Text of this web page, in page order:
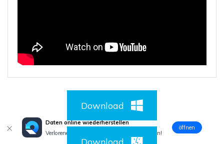
Download
Daten online wiederherstellen
Verlorene Daten? Jetzt online wiederherstellen!
öffnen